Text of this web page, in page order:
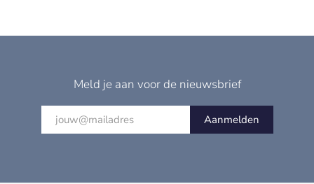
Meld je aan voor de nieuwsbrief
Aanmelden